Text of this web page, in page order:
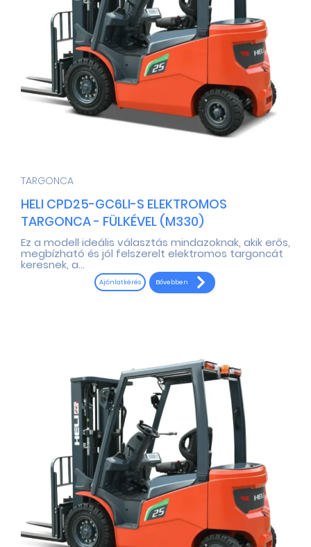
TARGONCA
HELI CPD25-GC6LI-S ELEKTROMOS
TARGONCA - FÜLKÉVEL (M330)
Ez a modell ideális választás mindazoknak, akik erős,
megbízható és jól felszerelt elektromos targoncát
keresnek, a...
Ajánlatkérés Bővebben